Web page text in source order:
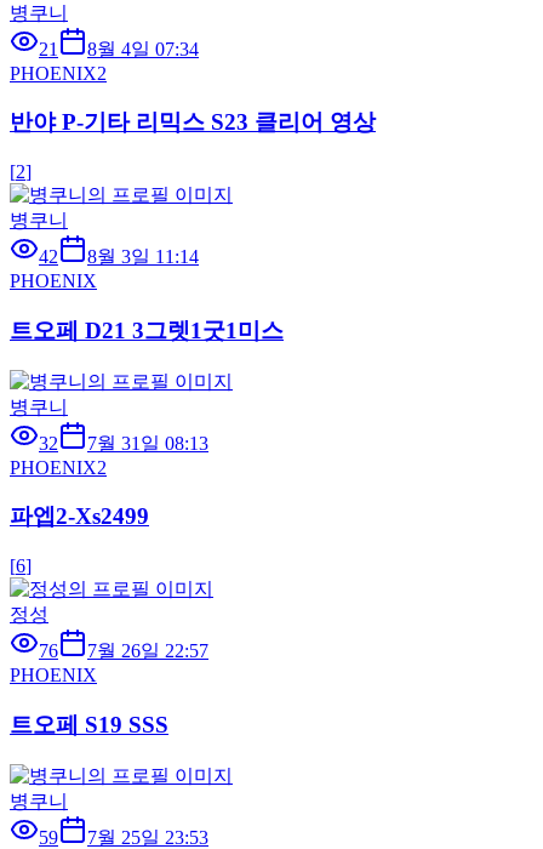
병쿠니
21
8월 4일 07:34
PHOENIX2
반야 P-기타 리믹스 S23 클리어 영상
[2]
병쿠니
42
8월 3일 11:14
PHOENIX
트오페 D21 3그렛1굿1미스
병쿠니
32
7월 31일 08:13
PHOENIX2
파엡2-Xs2499
[6]
정성
76
7월 26일 22:57
PHOENIX
트오페 S19 SSS
병쿠니
59
7월 25일 23:53